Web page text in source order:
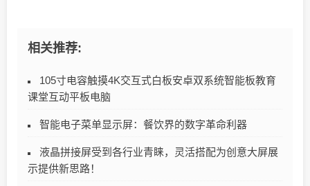
相关推荐:
105寸电容触摸4K交互式白板安卓双系统智能板教育
课堂互动平板电脑
智能电子菜单显示屏：餐饮界的数字革命利器
液晶拼接屏受到各行业青睐，灵活搭配为创意大屏展
示提供新思路！